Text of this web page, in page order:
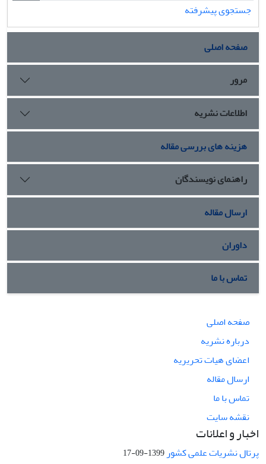
جستجوی پیشرفته
صفحه اصلی
مرور
اطلاعات نشریه
هزینه های بررسی مقاله
راهنمای نویسندگان
ارسال مقاله
داوران
تماس با ما
صفحه اصلی
درباره نشریه
اعضای هیات تحریریه
ارسال مقاله
تماس با ما
نقشه سایت
اخبار و اعلانات
پرتال نشریات علمی کشور 1399-09-17